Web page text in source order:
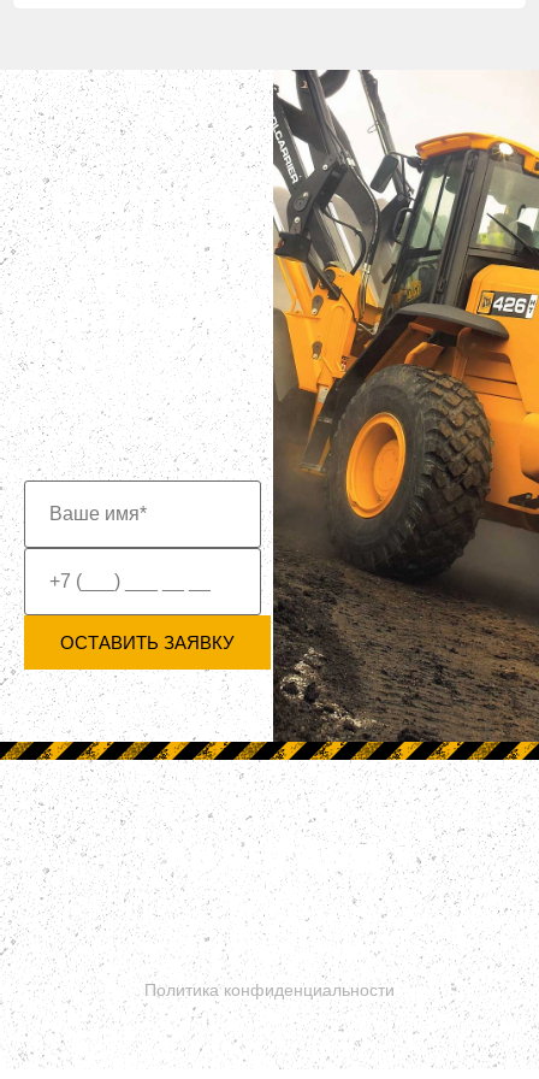
БЫСТРАЯ
ЗАЯВКА НА
АРЕНДУ
СПЕЦТЕХНИКИ
Наши специалисты всегда
готовы дать вам самую
подробную консультацию
по нашей спецтехнике
ОСТАВИТЬ ЗАЯВКУ
Сайт носит исключительно информационный характер и ни при
каких условиях не является публичной офертой.
Политика конфиденциальности